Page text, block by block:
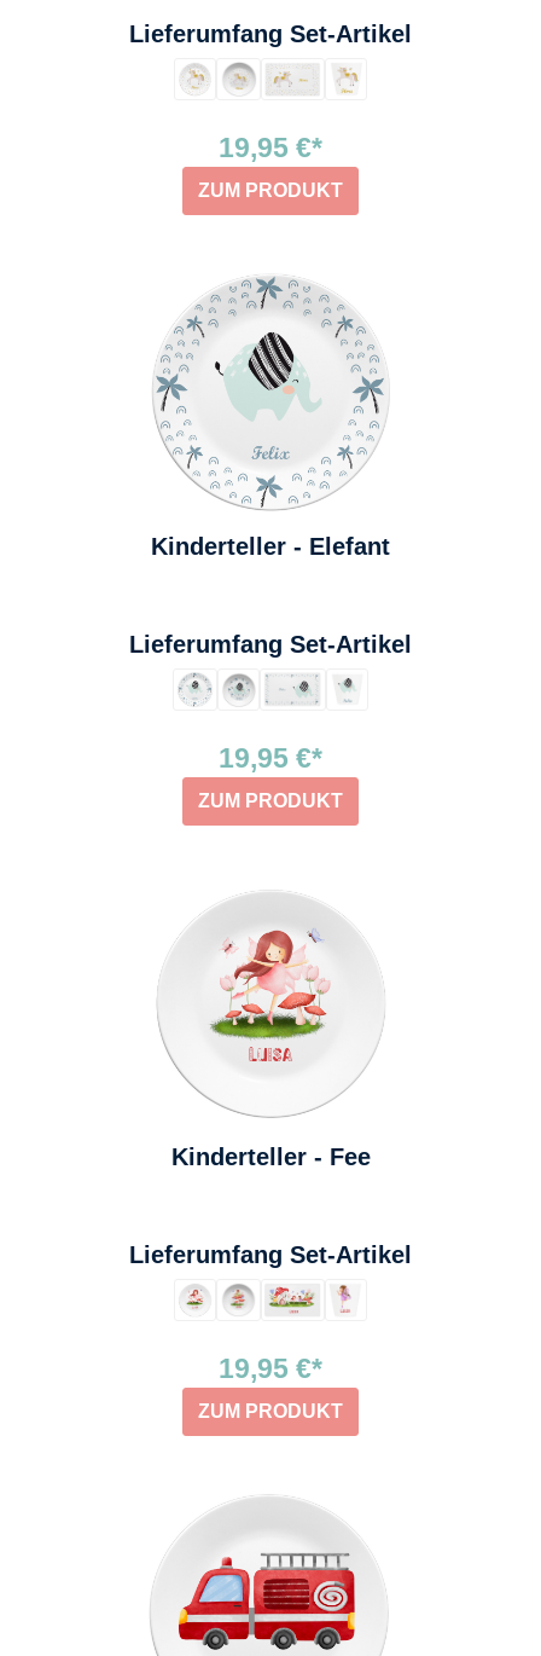
Lieferumfang Set-Artikel
19,95 €*
ZUM PRODUKT
Kinderteller - Elefant
Lieferumfang Set-Artikel
19,95 €*
ZUM PRODUKT
Kinderteller - Fee
Lieferumfang Set-Artikel
19,95 €*
ZUM PRODUKT